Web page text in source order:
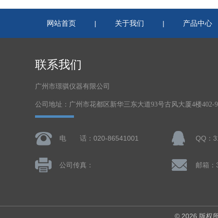
网站首页 | 关于我们 | 产品中心
联系我们
广州市璟骐仪器有限公司
公司地址：广州市花都区新华三东大道93号古风大厦4楼402-
电 话：020-86541001 QQ：
公司传真： 邮箱
© 2026 版权